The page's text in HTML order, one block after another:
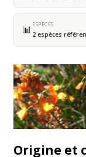
📊ESPÈCES
2 espèces
Origine et